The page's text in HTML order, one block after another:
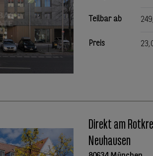
Teilbar ab
Preis
Direkt am
Neuhausen